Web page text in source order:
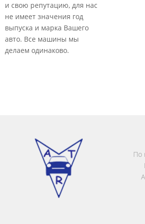
и свою репутацию, для нас
не имеет значения год
выпуска и марка Вашего
авто. Все машины мы
делаем одинаково.​
По